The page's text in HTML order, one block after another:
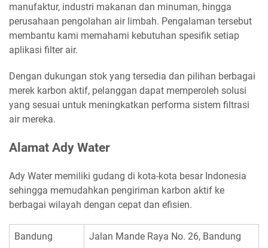
manufaktur, industri makanan dan minuman, hingga
perusahaan pengolahan air limbah. Pengalaman tersebut
membantu kami memahami kebutuhan spesifik setiap
aplikasi filter air.
Dengan dukungan stok yang tersedia dan pilihan berbagai
merek karbon aktif, pelanggan dapat memperoleh solusi
yang sesuai untuk meningkatkan performa sistem filtrasi
air mereka.
Alamat Ady Water
Ady Water memiliki gudang di kota-kota besar Indonesia
sehingga memudahkan pengiriman karbon aktif ke
berbagai wilayah dengan cepat dan efisien.
Bandung Jalan Mande Raya No. 26, Bandung